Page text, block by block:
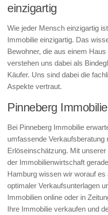
einzigartig
Wie jeder Mensch einzigartig
Immobilie einzigartig. Das
Bewohner, die aus einem
verstehen uns dabei als
Käufer. Uns sind dabei die
Aspekte vertraut.
Pinneberg
Bei Pinneberg Immobilie
umfassende Verkaufsberatung
Erlöseinschätzung. Mit
der Immobilienwirtschaft
Hamburg wissen wir worauf
optimaler Verkaufsunterlagen
Immobilien online oder in
Ihre Immobilie verkaufen und